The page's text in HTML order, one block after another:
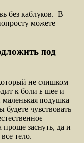
без каблуков. В
можете
под
не слишком
к боли в шее и
маленькая подушка
чувствовать
заснуть, да и
тело.